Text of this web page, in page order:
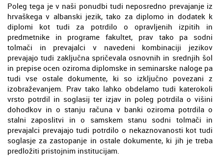
Poleg tega je v naši ponudbi tudi neposredno prevajanje iz
hrvaškega v albanski jezik, tako za diplomo in dodatek k
diplomi kot tudi za potrdilo o opravljenih izpitih in
predmetnike in programe fakultet, prav tako pa sodni
tolmači in prevajalci v navedeni kombinaciji jezikov
prevajajo tudi zaključna spričevala osnovnih in srednjih šol
in prepise ocen oziroma diplomske in seminarske naloge pa
tudi vse ostale dokumente, ki so izključno povezani z
izobraževanjem. Prav tako lahko obdelamo tudi katerokoli
vrsto potrdil in soglasij ter izjav in poleg potrdila o višini
dohodkov in o stanju računa v banki oziroma potrdila o
stalni zaposlitvi in o samskem stanu sodni tolmači in
prevajalci prevajajo tudi potrdilo o nekaznovanosti kot tudi
soglasje za zastopanje in ostale dokumente, ki jih je treba
predložiti pristojnim institucijam.